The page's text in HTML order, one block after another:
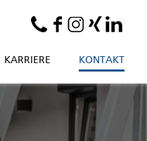
KARRIERE KONTAKT